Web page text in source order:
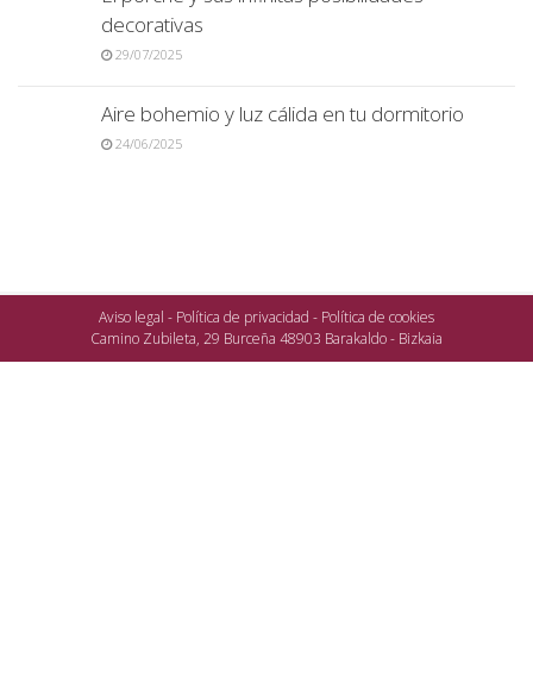
decorativas
29/07/2025
Aire bohemio y luz cálida en tu dormitorio
24/06/2025
Aviso legal - Política de privacidad - Política de cookies
Camino Zubileta, 29 Burceña 48903 Barakaldo - Bizkaia